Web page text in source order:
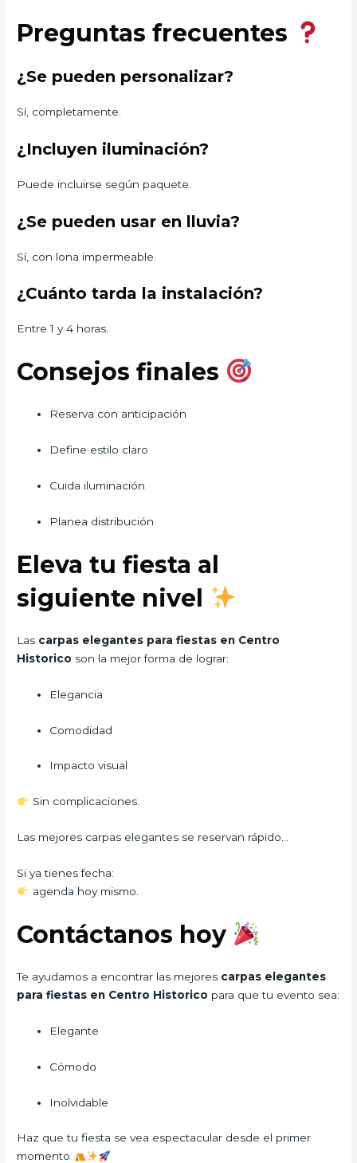
Preguntas frecuentes
¿Se pueden personalizar?
Sí, completamente.
¿Incluyen iluminación?
Puede incluirse según paquete.
¿Se pueden usar en lluvia?
Sí, con lona impermeable.
¿Cuánto tarda la instalación?
Entre 1 y 4 horas.
Consejos finales
Reserva con anticipación
Define estilo claro
Cuida iluminación
Planea distribución
Eleva tu fiesta al
siguiente nivel
Las carpas elegantes para fiestas en Centro
Historico son la mejor forma de lograr:
Elegancia
Comodidad
Impacto visual
Sin complicaciones.
Las mejores carpas elegantes se reservan rápido…
Si ya tienes fecha:
agenda hoy mismo.
Contáctanos hoy
Te ayudamos a encontrar las mejores carpas elegantes
para fiestas en Centro Historico para que tu evento sea:
Elegante
Cómodo
Inolvidable
Haz que tu fiesta se vea espectacular desde el primer
momento